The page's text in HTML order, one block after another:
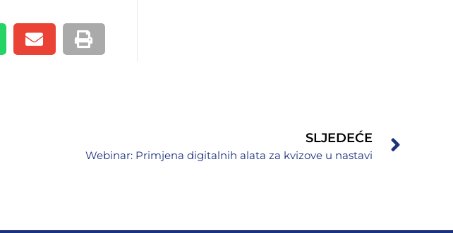
SLJEDEĆE
Webinar: Primjena digitalnih alata za kvizove u nastavi